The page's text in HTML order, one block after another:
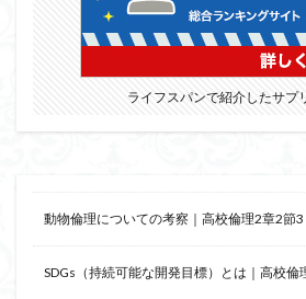
ライフスパンで紹介したサプ
動物倫理についての考察｜高校倫理2章2節3
SDGs（持続可能な開発目標）とは｜高校倫